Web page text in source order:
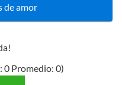
de amor
0 Promedio: 0)